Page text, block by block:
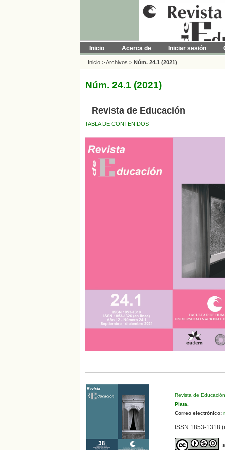
Inicio Acerca de Iniciar sesión
Inicio >Archivos > Núm. 24.1 (2021)
Núm. 24.1 (2021)
Revista de Educación
TABLA DE CONTENIDOS
Revista de
Plata
Correo electrónico:
ISSN 1853-1318